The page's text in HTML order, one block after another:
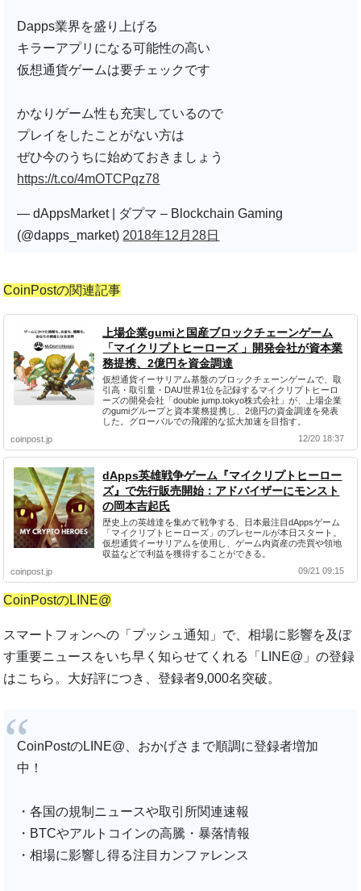
Dapps業界を盛り上げる
キラーアプリになる可能性の高い
仮想通貨ゲームは要チェックです
かなりゲーム性も充実しているので
プレイをしたことがない方は
ぜひ今のうちに始めておきましょう
https://t.co/4mOTCPqz78
— dAppsMarket | ダプマ – Blockchain Gaming
(@dapps_market) 2018年12月28日
CoinPostの関連記事
上場企業gumiと国産ブロックチェーンゲーム
「マイクリプトヒーローズ 」開発会社が資本業
務提携、2億円を資金調達
仮想通貨イーサリアム基盤のブロックチェーンゲームで、取
引高・取引量・DAU世界1位を記録するマイクリプトヒーロ
ーズの開発会社「double jump.tokyo株式会社」が、上場企業
のgumiグループと資本業務提携し、2億円の資金調達を発表
した。グローバルでの飛躍的な拡大加速を目指す。
coinpost.jp
12/20 18:37
dApps英雄戦争ゲーム『マイクリプトヒーロー
ズ』で先行販売開始：アドバイザーにモンスト
の岡本吉起氏
歴史上の英雄達を集めて戦争する、日本最注目dAppsゲーム
「マイクリプトヒーローズ」のプレセールが本日スタート。
仮想通貨イーサリアムを使用し、ゲーム内資産の売買や領地
収益などで利益を獲得することができる。
coinpost.jp
09/21 09:15
CoinPostのLINE@
スマートフォンへの「プッシュ通知」で、相場に影響を及ぼ
す重要ニュースをいち早く知らせてくれる「LINE@」の登録
はこちら。大好評につき、登録者9,000名突破。
CoinPostのLINE@、おかげさまで順調に登録者増加
中！
・各国の規制ニュースや取引所関連速報
・BTCやアルトコインの高騰・暴落情報
・相場に影響し得る注目カンファレンス